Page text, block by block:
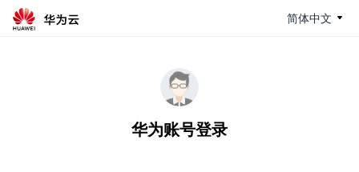
简体中文
华为账号登录